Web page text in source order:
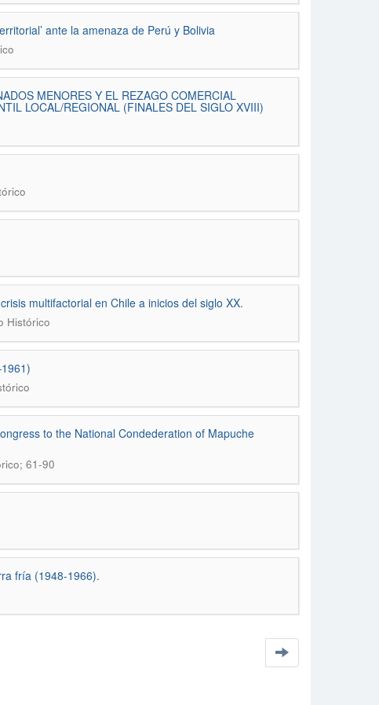
ante la amenaza de Perú y Bolivia
MENORES Y EL REZAGO COMERCIAL
LOCAL/REGIONAL (FINALES DEL SIGLO XVIII)
multifactorial en Chile a inicios del siglo XX.
Histórico
to the National Condederation of Mapuche
61-90
fría (1948-1966).